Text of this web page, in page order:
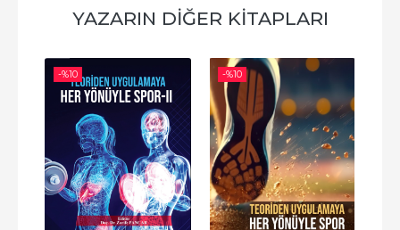
YAZARIN DIĞER KITAPLARI
-%10 -%10